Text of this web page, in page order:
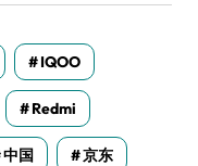
IQOO
Redmi
中国 京东